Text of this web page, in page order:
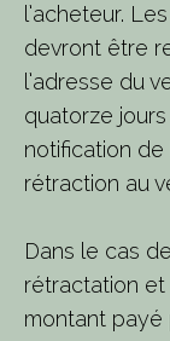
l’acheteur.
devront être
l’adresse du
quatorze
notification
rétraction au
Dans le cas
rétractation et
montant payé